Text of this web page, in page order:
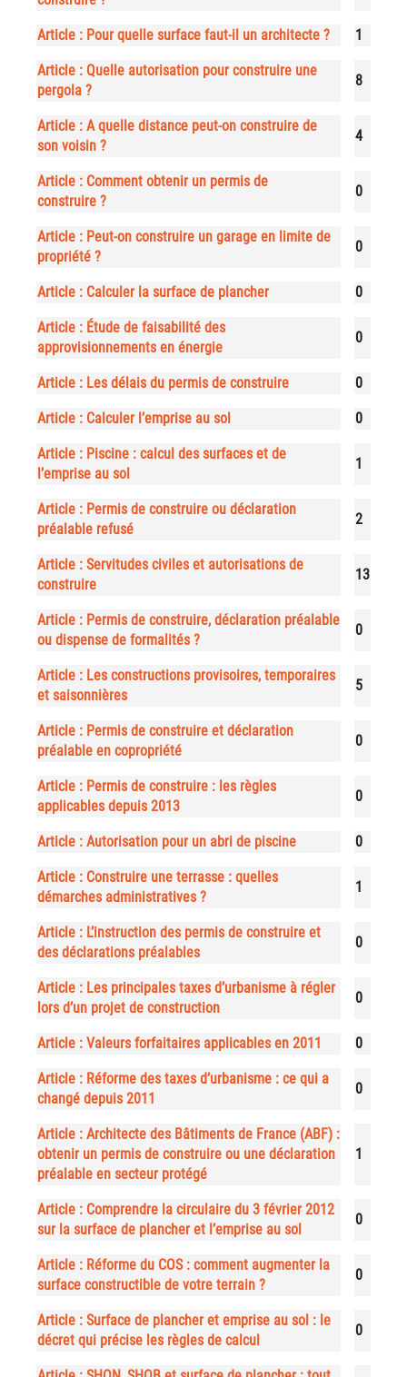
Article : Pour quelle surface faut-il un architecte ? 1
Article : Quelle autorisation pour construire une
pergola ?
8
Article : A quelle distance peut-on construire de
son voisin ?
4
Article : Comment obtenir un permis de
construire ?
0
Article : Peut-on construire un garage en limite de
propriété ?
0
Article : Calculer la surface de plancher 0
Article : Étude de faisabilité des
approvisionnements en énergie
0
Article : Les délais du permis de construire 0
Article : Calculer l’emprise au sol 0
Article : Piscine : calcul des surfaces et de
l’emprise au sol
1
Article : Permis de construire ou déclaration
préalable refusé
2
Article : Servitudes civiles et autorisations de
construire
13
Article : Permis de construire, déclaration préalable
ou dispense de formalités ?
0
Article : Les constructions provisoires, temporaires
et saisonnières
5
Article : Permis de construire et déclaration
préalable en copropriété
0
Article : Permis de construire : les règles
applicables depuis 2013
0
Article : Autorisation pour un abri de piscine 0
Article : Construire une terrasse : quelles
démarches administratives ?
1
Article : L’instruction des permis de construire et
des déclarations préalables
0
Article : Les principales taxes d’urbanisme à régler
lors d’un projet de construction
0
Article : Valeurs forfaitaires applicables en 2011 0
Article : Réforme des taxes d’urbanisme : ce qui a
changé depuis 2011
0
Article : Architecte des Bâtiments de France (ABF) :
obtenir un permis de construire ou une déclaration
préalable en secteur protégé
1
Article : Comprendre la circulaire du 3 février 2012
sur la surface de plancher et l’emprise au sol
0
Article : Réforme du COS : comment augmenter la
surface constructible de votre terrain ?
0
Article : Surface de plancher et emprise au sol : le
décret qui précise les règles de calcul
0